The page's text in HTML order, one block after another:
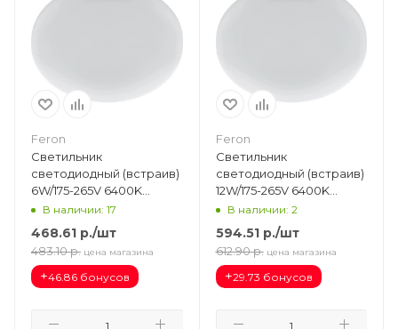
Feron
Светильник
светодиодный (встраив)
6W/175-265V 6400K
600Лм IP20 белый
(AL509) d90х20 рег. до
70мм 41211
В наличии: 17
468.61 р./шт
483.10 р. цена магазина
+46.86 бонусов
Feron
Светильник
светодиодный (встраив)
12W/175-265V 6400K
1200Лм IP20 белый
(AL509) d120х20 рег. до
90мм 41212
В наличии: 2
594.51р./шт
612.90 р. цена магазина
+29.73 бонусов